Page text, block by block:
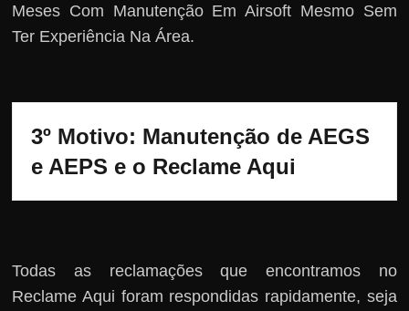
Meses Com Manutenção Em Airsoft Mesmo Sem
Ter Experiência Na Área.
3º Motivo: Manutenção de AEGS
e AEPS e o Reclame Aqui
Todas as reclamações que encontramos no
Reclame Aqui foram respondidas rapidamente, seja